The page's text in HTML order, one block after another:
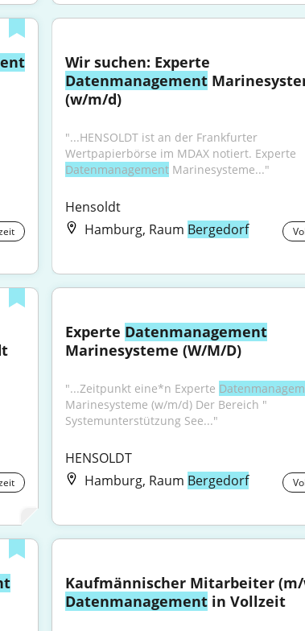
Datenmanagement
(w/m/d)
"...HENSOLDT ist an der Frankfurter
Datenmanagement Marinesysteme..."
Hensoldt
Hamburg, Raum Bergedorf
Experte Datenmanagement
Marinesysteme (W/M/D)
"...Zeitpunkt eine*n Experte
Marinesysteme (w/m/d) Der Bereich "
Systemunterstützung See..."
HENSOLDT
Hamburg, Raum Bergedorf
Datenmanagement in Vollzeit